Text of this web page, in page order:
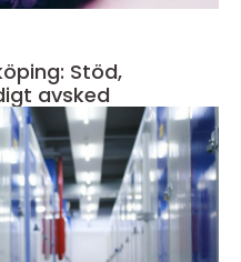
Stöd,
avsked